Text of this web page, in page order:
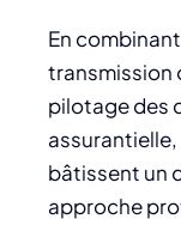
En
transmission
pilotage des
bâtissent un
approche